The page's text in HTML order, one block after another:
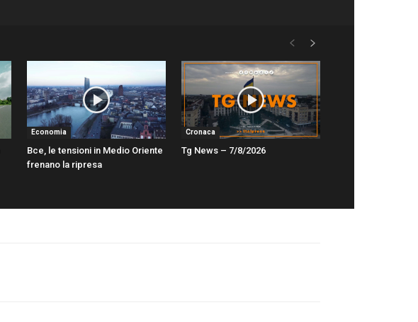
Economia
Bce, le tensioni in Medio Oriente
frenano la ripresa
Cronaca
Tg News – 7/8/2026